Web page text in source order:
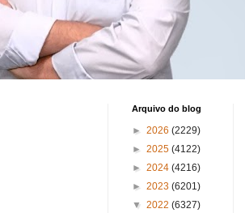
Arquivo do blog
► 2026 (2229)
► 2025 (4122)
► 2024 (4216)
► 2023 (6201)
▼ 2022 (6327)